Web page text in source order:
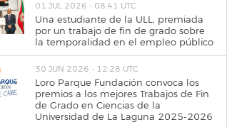
01 JUL 2026 - 08:41 UTC
Una estudiante de la ULL, premiada
por un trabajo de fin de grado sobre
la temporalidad en el empleo público
30 JUN 2026 - 12:28 UTC
Loro Parque Fundación convoca los
premios a los mejores Trabajos de Fin
de Grado en Ciencias de la
Universidad de La Laguna 2025-2026